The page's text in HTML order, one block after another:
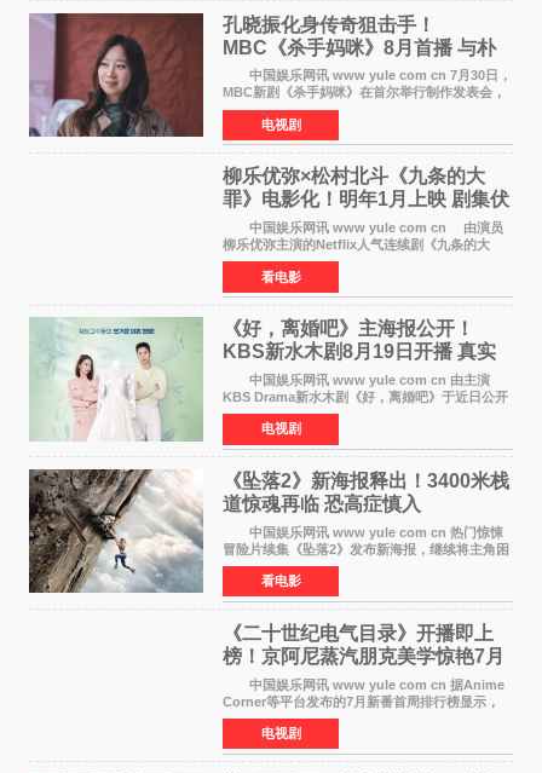
孔晓振化身传奇狙击手！
MBC《杀手妈咪》8月首播 与朴
恩斌展开收视对决
中国娱乐网讯 www yule com cn 7月30日，
MBC新剧《杀手妈咪》在首尔举行制作发表会，
主演孔晓振、郑准元、李相二、无真星、崔宇
成、李银泉等人一同出席，为新剧宣传造势。这
是孔晓振继《毛骨
电视剧
柳乐优弥×松村北斗《九条的大
罪》电影化！明年1月上映 剧集伏
笔将全面揭晓
中国娱乐网讯 www yule com cn 由演员
柳乐优弥主演的Netflix人气连续剧《九条的大
罪》正式宣布改编为电影，将于明年1月8日全国
上映。柳乐优弥与SixTONES松村北斗再度联
手，为观众带来这部
看电影
《好，离婚吧》主海报公开！
KBS新水木剧8月19日开播 真实
离婚体验记来袭
中国娱乐网讯 www yule com cn 由主演
KBS Drama新水木剧《好，离婚吧》于近日公开
主海报，正式进入开播倒计时。 海报中，男
女主角背对背站立，各自望向不同方向，中央的
空白与冷漠的表情
电视剧
《坠落2》新海报释出！3400米栈
道惊魂再临 恐高症慎入
中国娱乐网讯 www yule com cn 热门惊悚
冒险片续集《坠落2》发布新海报，继续将主角困
于绝境高处——这一次，是摇摇欲坠的徒步栈
道。该片将于今年9月2日北美上映，恐高症患者
请提前做好心理
看电影
《二十世纪电气目录》开播即上
榜！京阿尼蒸汽朋克美学惊艳7月
新番季
中国娱乐网讯 www yule com cn 据Anime
Corner等平台发布的7月新番首周排行榜显示，
由京都动画制作的《二十世纪电气目录》在多个
榜单中表现亮眼，位列AniLab全球TOP10第十
名。该剧改编自结
电视剧